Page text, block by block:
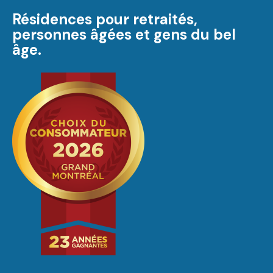
Résidences pour retraités,
personnes âgées et gens du bel
âge.